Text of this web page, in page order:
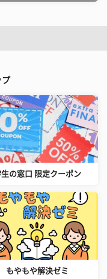
プ
の窓口 限定クーポン
もやもや解決ゼミ